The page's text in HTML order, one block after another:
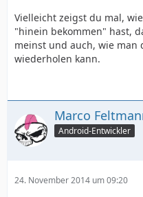
Vielleicht zeigst du mal,
"hinein bekommen" hast,
meinst und auch, wie man
wiederholen kann.
Marco
Android-Entwickler
24. November 2014 um 09:20